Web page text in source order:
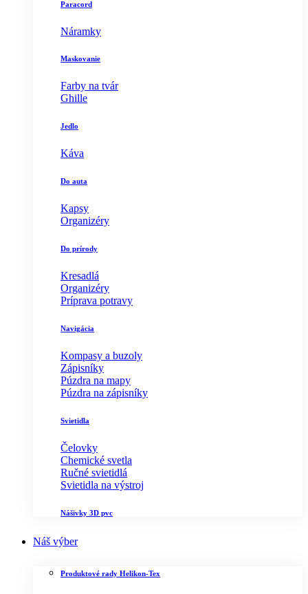
Paracord
Náramky
Maskovanie
Farby na tvár
Ghille
Jedlo
Káva
Do auta
Kapsy
Organizéry
Do prírody
Kresadlá
Organizéry
Príprava potravy
Navigácia
Kompasy a buzoly
Zápisníky
Púzdra na mapy
Púzdra na zápisníky
Svietidla
Čelovky
Chemické svetla
Ručné svietidlá
Svietidla na výstroj
Nášivky 3D pvc
Náš výber
Produktové rady Helikon-Tex